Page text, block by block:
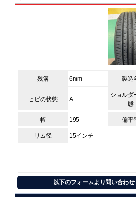
残溝 6mm 製造
ヒビの状態 A
ショルダ
態
幅 195 偏平
リム径 15インチ
以下のフォームより問い合わせ